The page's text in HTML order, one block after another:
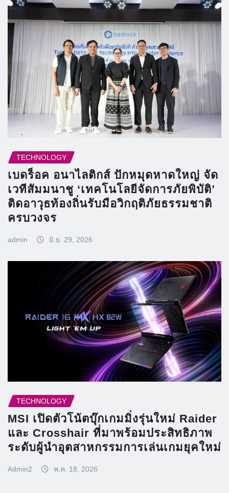
TECHNOLOGY
เบดร็อค อนาไลติกส์ ปักหมุดหาดใหญ่ จัด
เวทีสัมมนาชู ‘เทคโนโลยีจัดการภัยพิบัติ’
ติดอาวุธท้องถิ่นรับมือวิกฤติภัยธรรมชาติ
ครบวงจร
admin มิ.ย. 29, 2026
TECHNOLOGY
MSI เปิดตัวโน้ตบุ๊กเกมมิ่งรุ่นใหม่ Raider
และ Crosshair ที่มาพร้อมประสิทธิภาพ
ระดับผู้นำอุตสาหกรรมการเล่นเกมยุคใหม่
Admin2 พ.ค. 18, 2026